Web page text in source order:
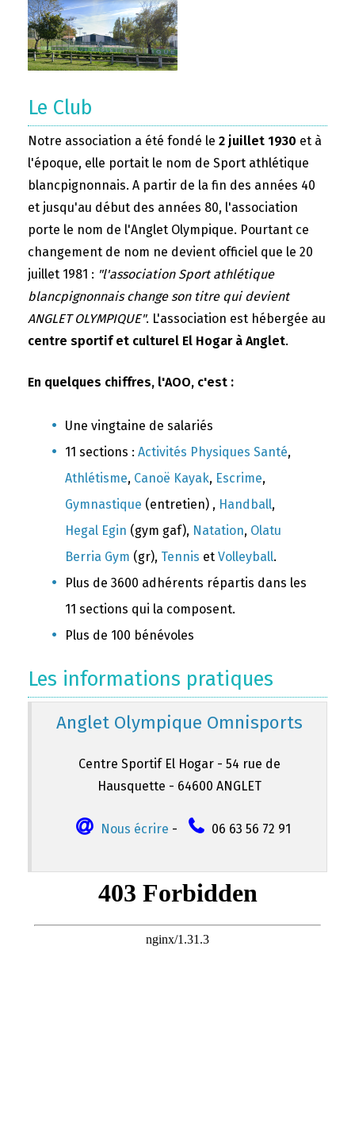
Le Club
Notre association a été fondé le 2 juillet 1930 et à
l'époque, elle portait le nom de Sport athlétique
blancpignonnais. A partir de la fin des années 40
et jusqu'au début des années 80, l'association
porte le nom de l'Anglet Olympique. Pourtant ce
changement de nom ne devient officiel que le 20
juillet 1981 : "l'association Sport athlétique
blancpignonnais change son titre qui devient
ANGLET OLYMPIQUE". L'association est hébergée au
centre sportif et culturel El Hogar à Anglet.
En quelques chiffres, l'AOO, c'est :
Une vingtaine de salariés
11 sections : Activités Physiques Santé,
Athlétisme, Canoë Kayak, Escrime,
Gymnastique (entretien) , Handball,
Hegal Egin (gym gaf), Natation, Olatu
Berria Gym (gr), Tennis et Volleyball.
Plus de 3600 adhérents répartis dans les
11 sections qui la composent.
Plus de 100 bénévoles
Les informations pratiques
Anglet Olympique Omnisports
Centre Sportif El Hogar - 54 rue de
Hausquette - 64600 ANGLET
Nous écrire - 06 63 56 72 91